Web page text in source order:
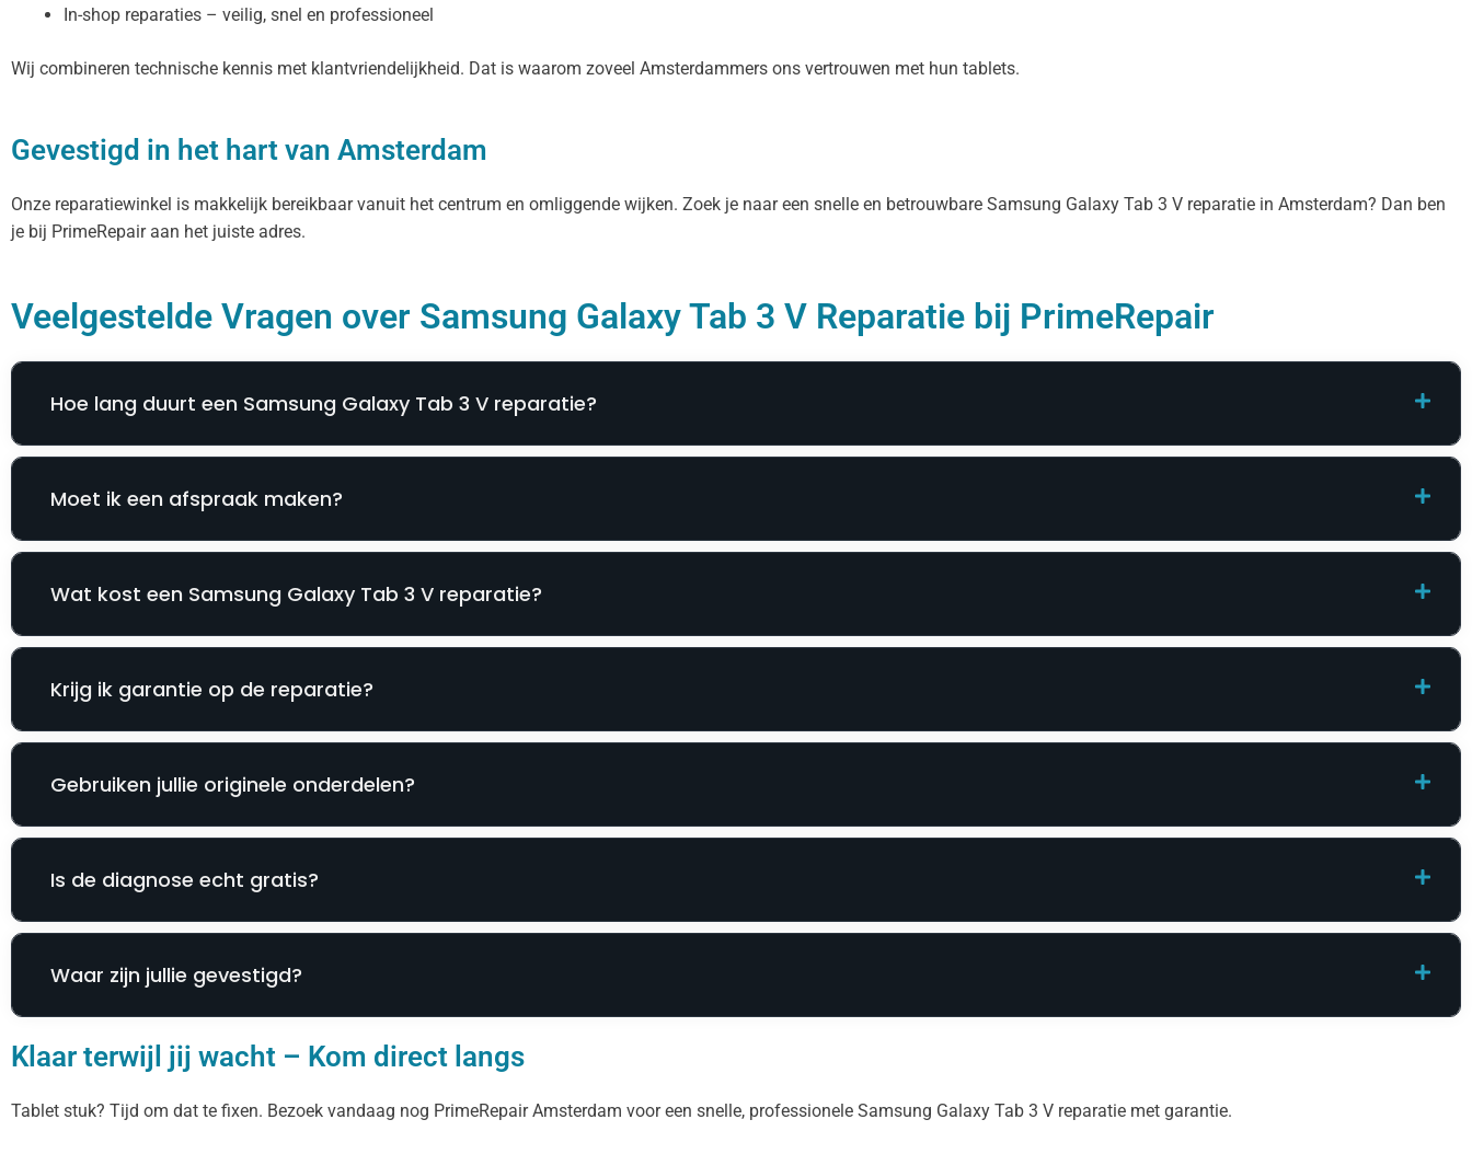
In-shop reparaties – veilig, snel en professioneel
Wij combineren technische kennis met klantvriendelijkheid. Dat is waarom zoveel Amsterdammers ons vertrouwen met hun tablets.
Gevestigd in het hart van Amsterdam
Onze reparatiewinkel is makkelijk bereikbaar vanuit het centrum en omliggende wijken. Zoek je naar een snelle en betrouwbare Samsung Galaxy Tab 3 V reparatie in Amsterdam? Dan ben
je bij PrimeRepair aan het juiste adres.
Veelgestelde Vragen over Samsung Galaxy Tab 3 V Reparatie bij PrimeRepair
Hoe lang duurt een Samsung Galaxy Tab 3 V reparatie?
Moet ik een afspraak maken?
Wat kost een Samsung Galaxy Tab 3 V reparatie?
Krijg ik garantie op de reparatie?
Gebruiken jullie originele onderdelen?
Is de diagnose echt gratis?
Waar zijn jullie gevestigd?
Klaar terwijl jij wacht – Kom direct langs
Tablet stuk? Tijd om dat te fixen. Bezoek vandaag nog PrimeRepair Amsterdam voor een snelle, professionele Samsung Galaxy Tab 3 V reparatie met garantie.